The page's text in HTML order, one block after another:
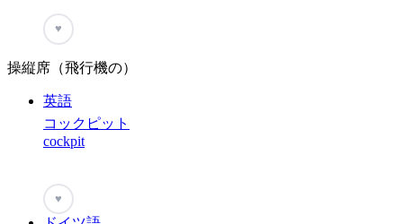
♥
操縦席（飛行機の）
英語
コックピット
cockpit
♥